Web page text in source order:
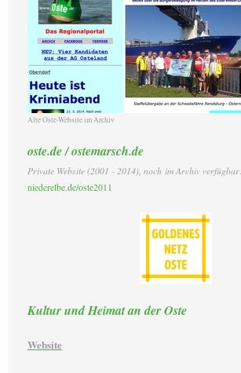
Alte Oste-Website im Archiv
oste.de / ostemarsch.de
Private Website (2001 - 2014), noch im Archiv verfügbar:
niederelbe.de/oste2011
Kultur und Heimat an der Oste
Website